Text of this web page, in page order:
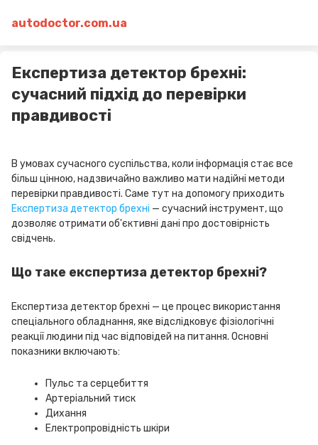
autodoctor.com.ua
Експертиза детектор брехні:
сучасний підхід до перевірки
правдивості
В умовах сучасного суспільства, коли інформація стає все
більш цінною, надзвичайно важливо мати надійні методи
перевірки правдивості. Саме тут на допомогу приходить
Експертиза детектор брехні — сучасний інструмент, що
дозволяє отримати об'єктивні дані про достовірність
свідчень.
Що таке експертиза детектор брехні?
Експертиза детектор брехні — це процес використання
спеціального обладнання, яке відслідковує фізіологічні
реакції людини під час відповідей на питання. Основні
показники включають:
Пульс та серцебиття
Артеріальний тиск
Дихання
Електропровідність шкіри